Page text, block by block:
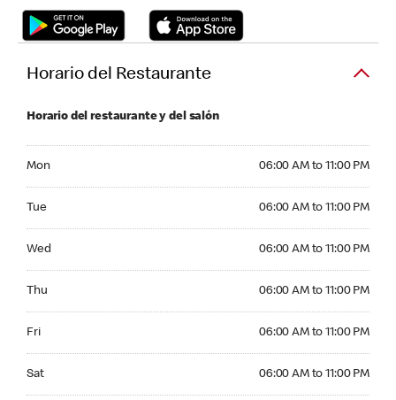
Horario del Restaurante
Horario del restaurante y del salón
Mon 06:00 AM to 11:00 PM
Tue 06:00 AM to 11:00 PM
Wed 06:00 AM to 11:00 PM
Thu 06:00 AM to 11:00 PM
Fri 06:00 AM to 11:00 PM
Sat 06:00 AM to 11:00 PM